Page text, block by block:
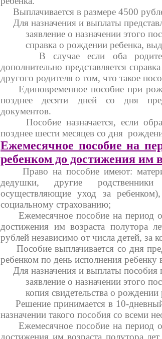
Выплачивается в размере 4500
Для назначения и выплаты
заявление о назначении этого
справка о рождении ребенка,
В случае если оба родителя
дополнительно представляется
другого родителя о том, что такое
Единовременное пособие при
позднее десяти дней со дня
документов.
Пособие назначается, если
позднее шести месяцев со дня
Ежемесячное пособие на
ребенком до достижения им
Право на пособие имеют: матери
дедушки, другие
осуществляющие уход за
социальному страхованию;
Ежемесячное пособие на период
достижения им возраста полутора
рублей независимо от числа детей, за
Пособие выплачивается со дня
ребенком по день исполнения ребенку
Для назначения и выплаты пособия
заявление о назначении этого
копия свидетельства о рождении
Решение принимается в 10-дневный
назначении такого пособия со всеми
Ежемесячное пособие на период
достижения им возраста полутора